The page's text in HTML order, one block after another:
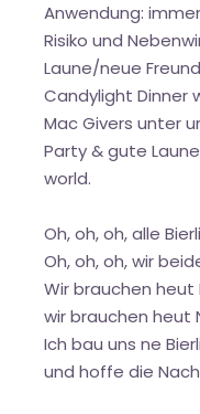
Anwendung:
Risiko und
Laune/neue
Candylight Dinner
Mac Givers unter
Party & gute
world.
Oh, oh, oh, alle
Oh, oh, oh, wir
Wir brauchen
wir brauchen heut
Ich bau uns ne
und hoffe die